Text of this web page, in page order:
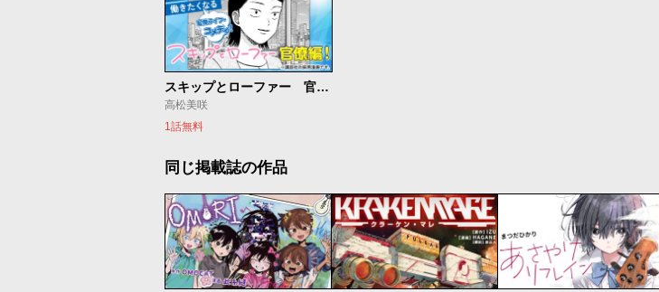
スキップとローファー 官僚編！
高松美咲
1話無料
同じ掲載誌の作品